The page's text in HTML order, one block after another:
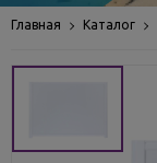
Главная Каталог